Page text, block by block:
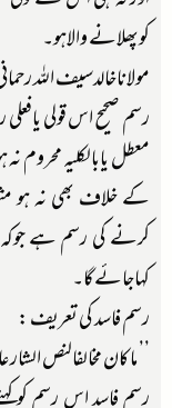
کوپھلانے والاہو۔
مولاناخالدسیف اللہ
رسم صحیح اس قولی
معطل یابالکلیہ محروم
کے خلاف بھی نہ ہو
کرنے کی رسم ہے
کہاجائے گا۔
رسم فاسد کی تعریف :
’’ ماکان مخالفالنص
رسم فاسد اس رسم